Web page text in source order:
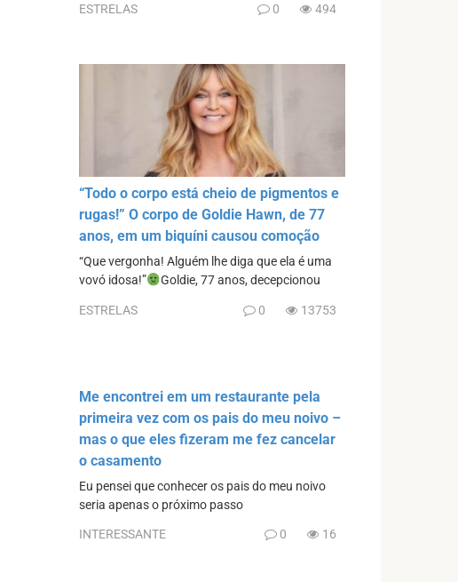
ESTRELAS 0 494
“Todo o corpo está cheio de pigmentos e
rugas!” O corpo de Goldie Hawn, de 77
anos, em um biquíni causou comoção
“Que vergonha! Alguém lhe diga que ela é uma
vovó idosa!”
Goldie, 77 anos, decepcionou
ESTRELAS 0 13753
Me encontrei em um restaurante pela
primeira vez com os pais do meu noivo –
mas o que eles fizeram me fez cancelar
o casamento
Eu pensei que conhecer os pais do meu noivo
seria apenas o próximo passo
INTERESSANTE 0 16